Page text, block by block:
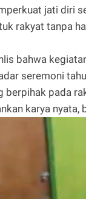
jati diri
rakyat tanpa
bahwa
seremoni
berpihak pada
karya nyata,